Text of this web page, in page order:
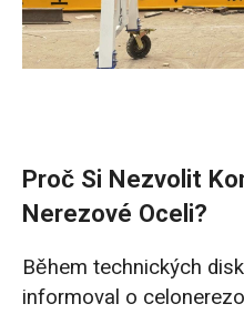
Proč Si Nezvolit
Nerezové Oceli?
Během technických
informoval o